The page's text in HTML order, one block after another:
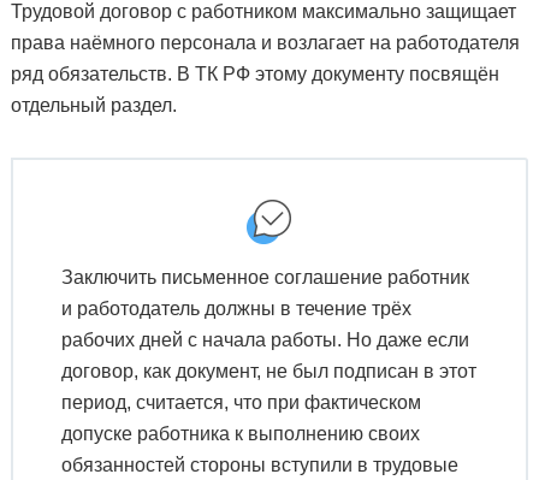
Трудовой договор с работником максимально защищает
права наёмного персонала и возлагает на работодателя
ряд обязательств. В ТК РФ этому документу посвящён
отдельный раздел.
Заключить письменное соглашение работник
и работодатель должны в течение трёх
рабочих дней с начала работы. Но даже если
договор, как документ, не был подписан в этот
период, считается, что при фактическом
допуске работника к выполнению своих
обязанностей стороны вступили в трудовые